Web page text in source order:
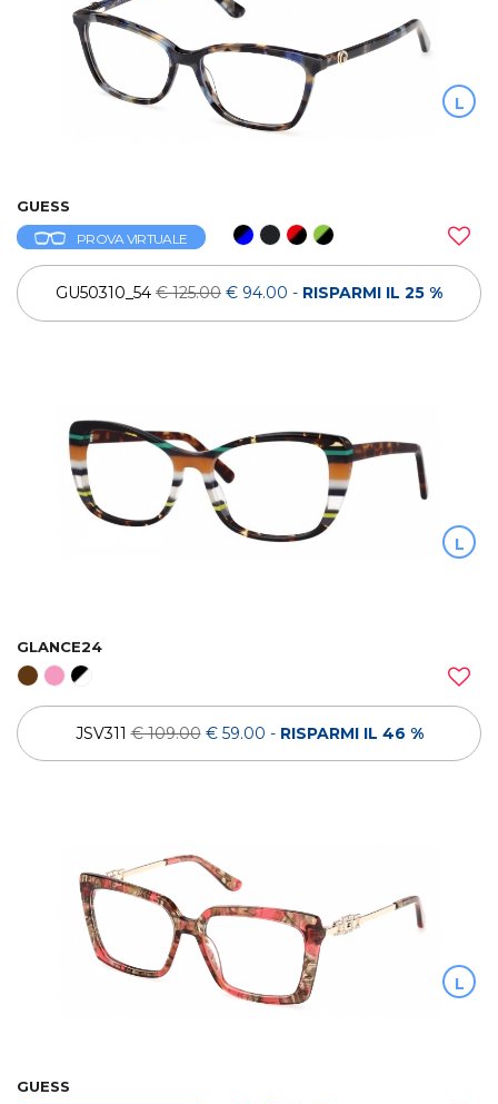
L
GUESS
PROVA VIRTUALE
GU50310_54 € 125.00 € 94.00 - RISPARMI IL 25 %
L
GLANCE24
JSV311€ 109.00 € 59.00 - RISPARMI IL 46 %
L
GUESS